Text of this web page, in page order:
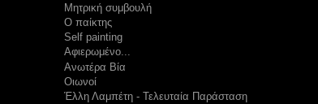
Μητρική συμβουλή
Ο παίκτης
Self painting
Αφιερωμένο...
Ανωτέρα Βία
Οιωνοί
Έλλη Λαμπέτη - Τελευταία Παράσταση